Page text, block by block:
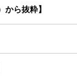
ら抜粋】